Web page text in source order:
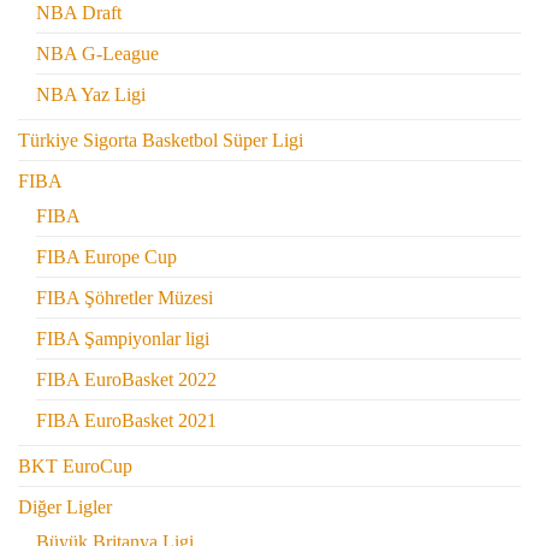
NBA Draft
NBA G-League
NBA Yaz Ligi
Türkiye Sigorta Basketbol Süper Ligi
FIBA
FIBA
FIBA Europe Cup
FIBA Şöhretler Müzesi
FIBA Şampiyonlar ligi
FIBA EuroBasket 2022
FIBA EuroBasket 2021
BKT EuroCup
Diğer Ligler
Büyük Britanya Ligi